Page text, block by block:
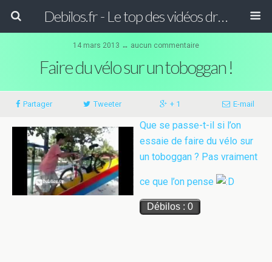
Debilos.fr - Le top des vidéos drôles du WEB !
14 mars 2013 ↔ aucun commentaire
Faire du vélo sur un toboggan !
Partager Tweeter + 1 E-mail
Que se passe-t-il si l’on
essaie de faire du vélo sur
un toboggan ? Pas vraiment
ce que l’on pense